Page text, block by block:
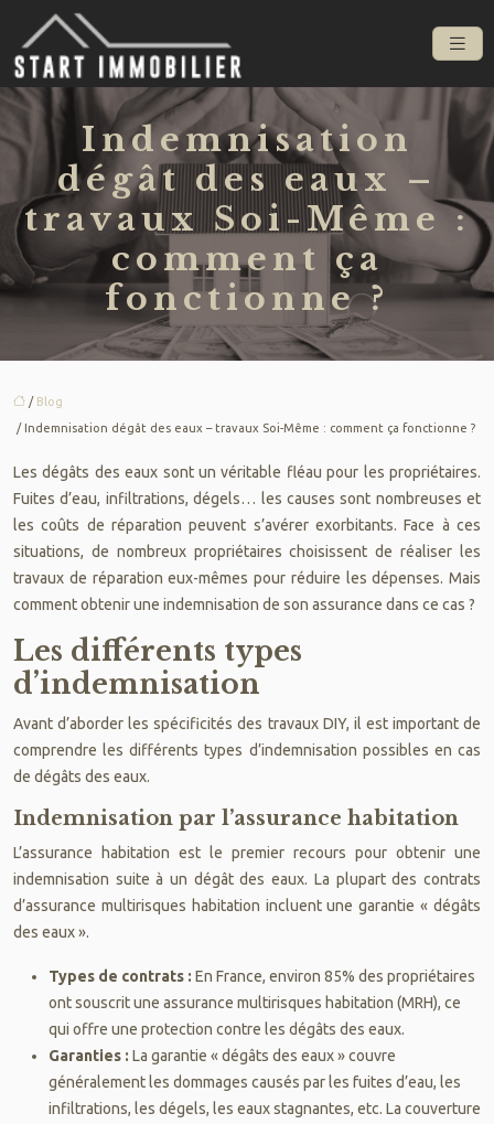
Indemnisation
dégât des eaux –
travaux Soi-Même :
comment ça
fonctionne ?
/ Blog
/ Indemnisation dégât des eaux – travaux Soi-Même : comment ça fonctionne ?
Les dégâts des eaux sont un véritable fléau pour les propriétaires.
Fuites d’eau, infiltrations, dégels… les causes sont nombreuses et
les coûts de réparation peuvent s’avérer exorbitants. Face à ces
situations, de nombreux propriétaires choisissent de réaliser les
travaux de réparation eux-mêmes pour réduire les dépenses. Mais
comment obtenir une indemnisation de son assurance dans ce cas ?
Les différents types
d’indemnisation
Avant d’aborder les spécificités des travaux DIY, il est important de
comprendre les différents types d’indemnisation possibles en cas
de dégâts des eaux.
Indemnisation par l’assurance habitation
L’assurance habitation est le premier recours pour obtenir une
indemnisation suite à un dégât des eaux. La plupart des contrats
d’assurance multirisques habitation incluent une garantie « dégâts
des eaux ».
Types de contrats : En France, environ 85% des propriétaires
ont souscrit une assurance multirisques habitation (MRH), ce
qui offre une protection contre les dégâts des eaux.
Garanties : La garantie « dégâts des eaux » couvre
généralement les dommages causés par les fuites d’eau, les
infiltrations, les dégels, les eaux stagnantes, etc. La couverture